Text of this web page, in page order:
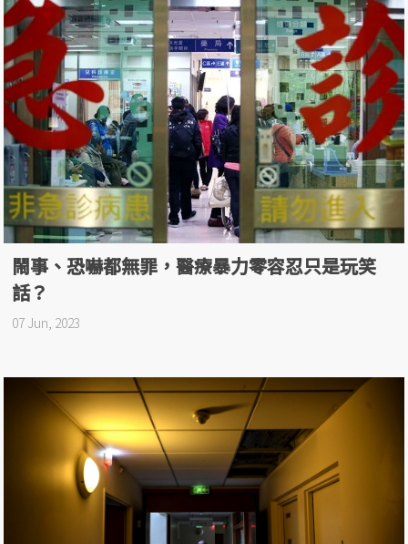
鬧事、恐嚇都無罪，醫療暴力零容忍只是玩笑
話？
07 Jun, 2023